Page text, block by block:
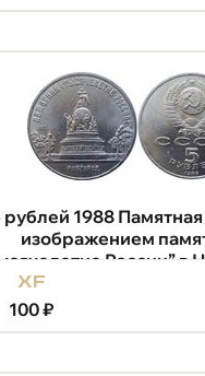
рублей 1988
изображением
России” в
xf
100₽